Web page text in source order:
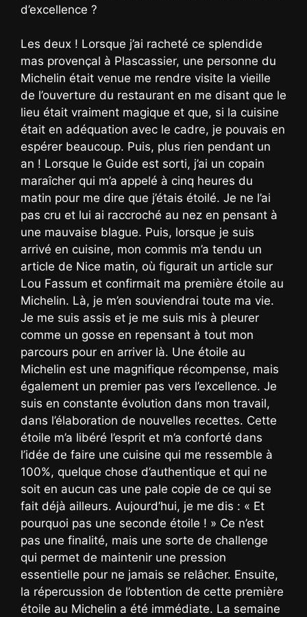
d’excellence ?
Les deux ! Lorsque j’ai racheté ce splendide
mas provençal à Plascassier, une personne du
Michelin était venue me rendre visite la vieille
de l’ouverture du restaurant en me disant que le
lieu était vraiment magique et que, si la cuisine
était en adéquation avec le cadre, je pouvais en
espérer beaucoup. Puis, plus rien pendant un
an ! Lorsque le Guide est sorti, j’ai un copain
maraîcher qui m’a appelé à cinq heures du
matin pour me dire que j’étais étoilé. Je ne l’ai
pas cru et lui ai raccroché au nez en pensant à
une mauvaise blague. Puis, lorsque je suis
arrivé en cuisine, mon commis m’a tendu un
article de Nice matin, où figurait un article sur
Lou Fassum et confirmait ma première étoile au
Michelin. Là, je m’en souviendrai toute ma vie.
Je me suis assis et je me suis mis à pleurer
comme un gosse en repensant à tout mon
parcours pour en arriver là. Une étoile au
Michelin est une magnifique récompense, mais
également un premier pas vers l’excellence. Je
suis en constante évolution dans mon travail,
dans l’élaboration de nouvelles recettes. Cette
étoile m’a libéré l’esprit et m’a conforté dans
l’idée de faire une cuisine qui me ressemble à
100%, quelque chose d’authentique et qui ne
soit en aucun cas une pale copie de ce qui se
fait déjà ailleurs. Aujourd’hui, je me dis : « Et
pourquoi pas une seconde étoile ! » Ce n’est
pas une finalité, mais une sorte de challenge
qui permet de maintenir une pression
essentielle pour ne jamais se relâcher. Ensuite,
la répercussion de l’obtention de cette première
étoile au Michelin a été immédiate. La semaine